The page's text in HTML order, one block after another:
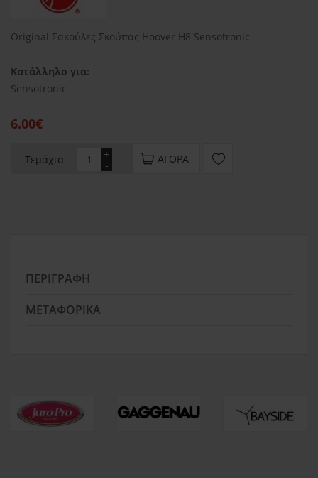
Original Σακούλες Σκούπας Hoover H8 Sensotronic
Κατάλληλο για:
Sensotronic
6.00€
Τεμάχια -
+ ΑΓΟΡΆ
ΠΕΡΙΓΡΑΦΉ
ΜΕΤΑΦΟΡΙΚΆ